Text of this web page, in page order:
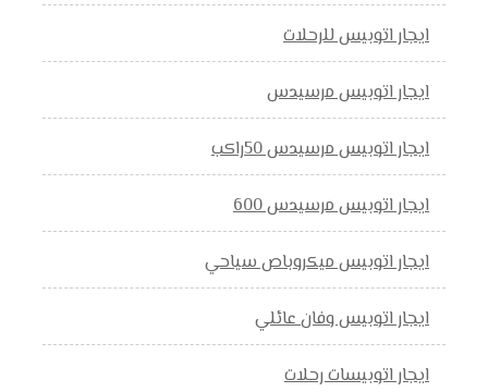
ايجار اتوبيس للرحلات
ايجار اتوبيس مرسيدس
ايجار اتوبيس مرسيدس 50راكب
ايجار اتوبيس مرسيدس 600
ايجار اتوبيس ميكروباص سياحي
ايجار اتوبيس وفان عائلي
ايجار اتوبيسات رحلات